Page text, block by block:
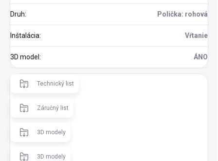
Druh: Polička: rohová
Inštalácia: Vŕtanie
3D model : ÁNO
Technický list
Záručný list
3D modely
3D modely